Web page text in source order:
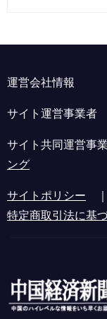
運営会社情報
サイト運営事業
サイト共同運営事
ング
サイトポリシー
特定商取引法に基